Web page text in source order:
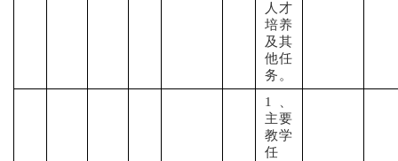
人才
培养
及其
他任
务。
1、
主要
教学
任